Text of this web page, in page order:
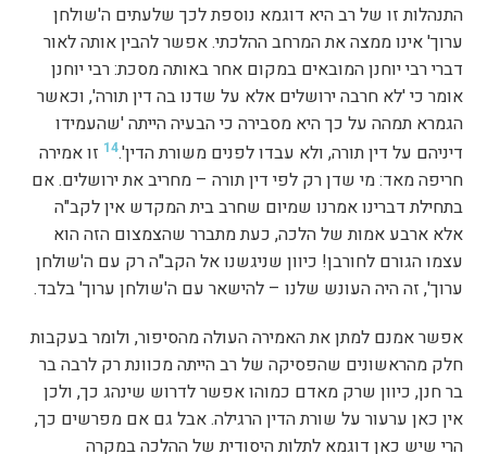
התנהלות זו של רב היא דוגמא נוספת לכך שלעתים ה'שולחן
ערוך' אינו ממצה את המרחב ההלכתי. אפשר להבין אותה לאור
דברי רבי יוחנן המובאים במקום אחר באותה מסכת: רבי יוחנן
אומר כי 'לא חרבה ירושלים אלא על שדנו בה דין תורה', וכאשר
הגמרא תמהה על כך היא מסבירה כי הבעיה הייתה 'שהעמידו
דיניהם על דין תורה, ולא עבדו לפנים משורת הדין'.14 זו אמירה
חריפה מאד: מי שדן רק לפי דין תורה – מחריב את ירושלים. אם
בתחילת דברינו אמרנו שמיום שחרב בית המקדש אין לקב"ה
אלא ארבע אמות של הלכה, כעת מתברר שהצמצום הזה הוא
עצמו הגורם לחורבן! כיוון שניגשנו אל הקב"ה רק עם ה'שולחן
ערוך', זה היה העונש שלנו – להישאר עם ה'שולחן ערוך' בלבד.
אפשר אמנם למתן את האמירה העולה מהסיפור, ולומר בעקבות
חלק מהראשונים שהפסיקה של רב הייתה מכוונת רק לרבה בר
בר חנן, כיוון שרק מאדם כמוהו אפשר לדרוש שינהג כך, ולכן
אין כאן ערעור על שורת הדין הרגילה. אבל גם אם מפרשים כך,
הרי שיש כאן דוגמא לתלות היסודית של ההלכה במקרה